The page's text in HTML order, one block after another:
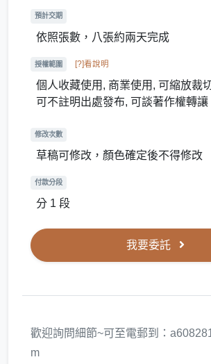
預計交期
依照張數，八張約兩天完成
授權範圍 [?]看說明
個人收藏使用, 商業使用, 可縮放裁
可不註明出處發布, 可談著作權轉讓
修改次數
草稿可修改，顏色確定後不得修改
付款分段
分 1 段
我要委託
歡迎詢問細節~可至電郵到：
m